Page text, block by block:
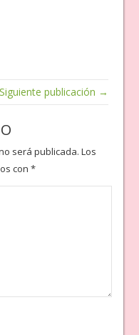
Siguiente publicación →
será publicada. Los
con *